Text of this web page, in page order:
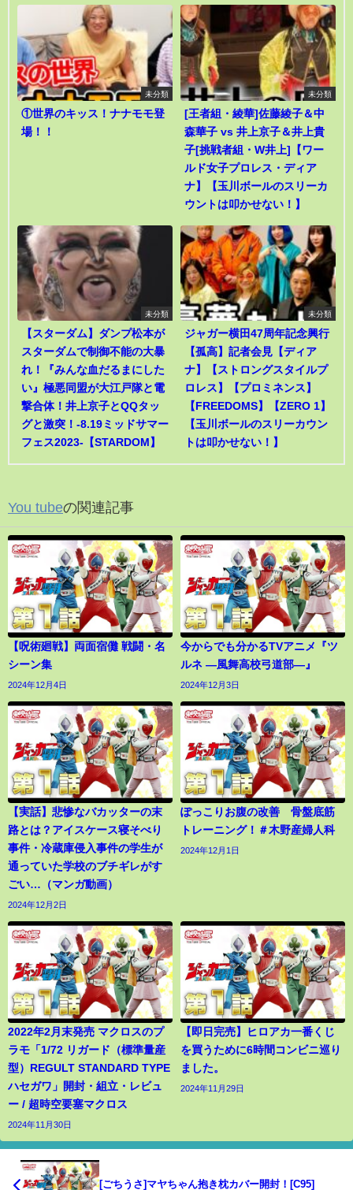
未分類
①世界のキッス！ナナモモ登
場！！
未分類
[王者組・綾華]佐藤綾子＆中
森華子 vs 井上京子＆井上貴
子[挑戦者組・W井上]【ワー
ルド女子プロレス・ディア
ナ】【玉川ボールのスリーカ
ウントは叩かせない！】
未分類
【スターダム】ダンプ松本が
スターダムで制御不能の大暴
れ！『みんな血だるまにした
い』極悪同盟が大江戸隊と電
撃合体！井上京子とQQタッ
グと激突！-8.19ミッドサマー
フェス2023-【STARDOM】
未分類
ジャガー横田47周年記念興行
【孤高】記者会見【ディア
ナ】【ストロングスタイルプ
ロレス】【プロミネンス】
【FREEDOMS】【ZERO 1】
【玉川ボールのスリーカウン
トは叩かせない！】
You tubeの関連記事
【呪術廻戦】両面宿儺 戦闘・名
シーン集
2024年12月4日
今からでも分かるTVアニメ『ツ
ルネ ―風舞高校弓道部―』
2024年12月3日
【実話】悲惨なバカッターの末
路とは？アイスケース寝そべり
事件・冷蔵庫侵入事件の学生が
通っていた学校のブチギレがす
ごい…（マンガ動画）
2024年12月2日
ぽっこりお腹の改善 骨盤底筋
トレーニング！＃木野産婦人科
2024年12月1日
2022年2月末発売 マクロスのプ
ラモ「1/72 リガード（標準量産
型）REGULT STANDARD TYPE
ハセガワ」開封・組立・レビュ
ー / 超時空要塞マクロス
2024年11月30日
【即日完売】ヒロアカ一番くじ
を買うために6時間コンビニ巡り
ました。
2024年11月29日
[ごちうさ]マヤちゃん抱き枕カバー開封！[C95]